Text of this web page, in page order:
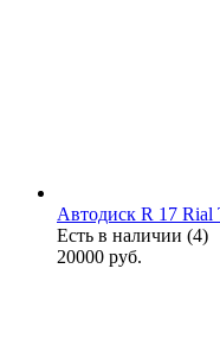
Автодиск R 17 Rial
Есть в наличии (4)
20000 руб.